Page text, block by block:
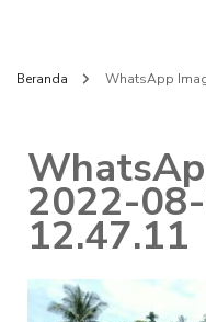
Beranda WhatsApp
2022-
12.47.11